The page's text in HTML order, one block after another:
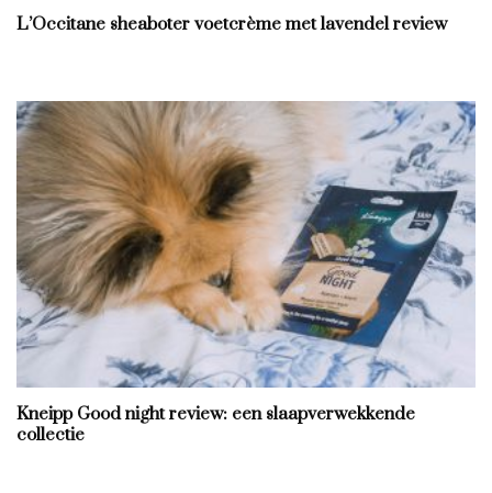
L’Occitane sheaboter voetcrème met lavendel review
Kneipp Good night review: een slaapverwekkende
collectie